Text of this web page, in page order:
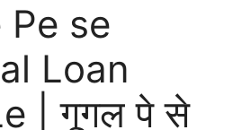
Pe se
Loan
| गूगल पे से